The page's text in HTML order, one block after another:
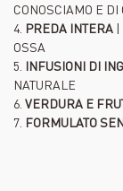
CONOSCIAMO E
4. PREDA INTERA |
OSSA
5. INFUSIONI DI
NATURALE
6. VERDURA E
7. FORMULATO